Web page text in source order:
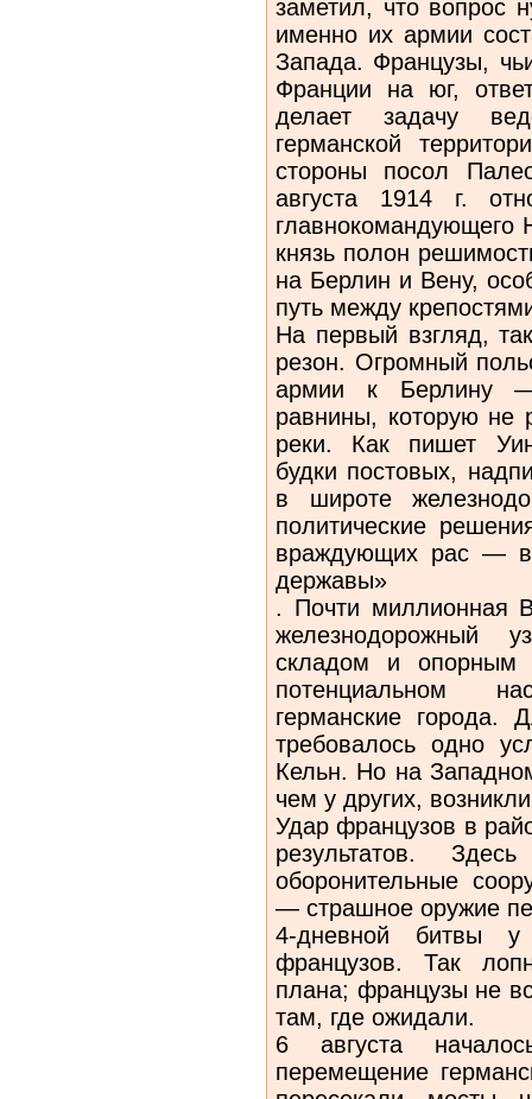
заметил, что вопрос
именно их армии
Запада. Французы,
Франции на юг,
делает задачу
германской
стороны посол
августа 1914 г.
главнокомандующего
князь полон
на Берлин и Вену,
путь между
На первый взгляд,
резон. Огромный
армии к Берлину —
равнины, которую не
реки. Как пишет
будки постовых,
в широте
политические
враждующих рас —
державы»
. Почти миллионная
железнодорожный
складом и опорным
потенциальном
германские города.
требовалось одно
Кельн. Но на
чем у других,
Удар французов в
результатов.
оборонительные
— страшное оружие
4-дневной битвы
французов. Так
плана; французы не
там, где ожидали.
6 августа
перемещение